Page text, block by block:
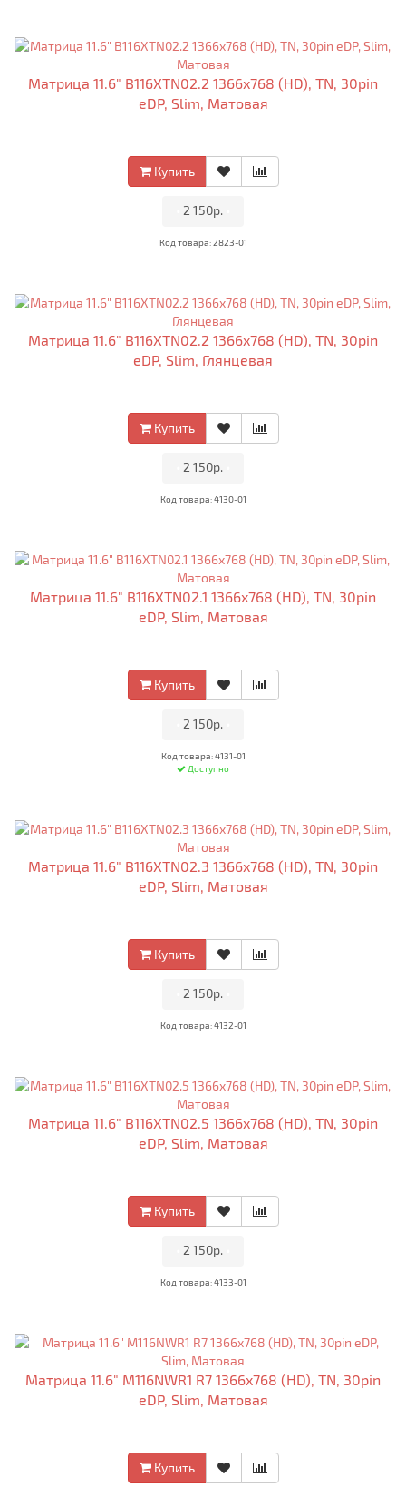
Матрица 11.6" B116XTN02.2 1366x768 (HD), TN, 30pin
eDP, Slim, Матовая
Купить
2 150р.
Код товара: 2823-01
Матрица 11.6" B116XTN02.2 1366x768 (HD), TN, 30pin
eDP, Slim, Глянцевая
Купить
2 150р.
Код товара: 4130-01
Матрица 11.6" B116XTN02.1 1366x768 (HD), TN, 30pin
eDP, Slim, Матовая
Купить
2 150р.
Код товара: 4131-01
Доступно
Матрица 11.6" B116XTN02.3 1366x768 (HD), TN, 30pin
eDP, Slim, Матовая
Купить
2 150р.
Код товара: 4132-01
Матрица 11.6" B116XTN02.5 1366x768 (HD), TN, 30pin
eDP, Slim, Матовая
Купить
2 150р.
Код товара: 4133-01
Матрица 11.6" M116NWR1 R7 1366x768 (HD), TN, 30pin
eDP, Slim, Матовая
Купить